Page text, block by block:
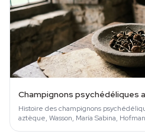
Champignons psychédéliques
Histoire des champignons
aztèque, Wasson, María Sabina,